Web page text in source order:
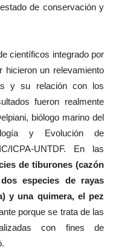
de conservación y
científicos integrado por
un relevamiento
y su relación con los
fueron realmente
biólogo marino del
y Evolución de
ICPA-UNTDF. En las
de tiburones (cazón
especies de rayas
y una quimera, el pez
porque se trata de las
con fines de